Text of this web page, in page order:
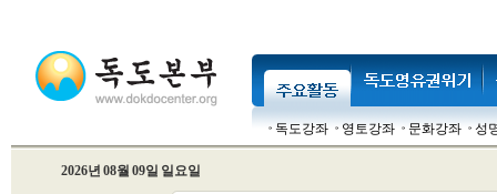
독도강좌 영토강좌 문화강좌 성
2026년 08월 09일 일요일